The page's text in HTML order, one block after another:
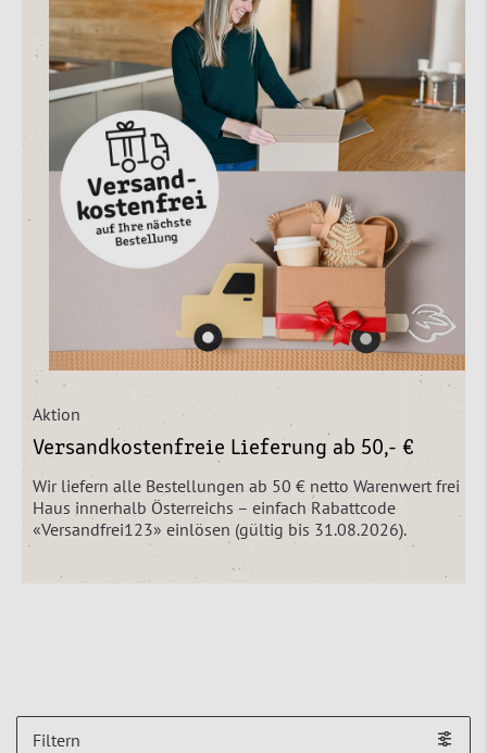
Aktion
Versandkostenfreie Lieferung ab 50,- €
Wir liefern alle Bestellungen ab 50 € netto Warenwert frei
Haus innerhalb Österreichs – einfach Rabattcode
«Versandfrei123» einlösen (gültig bis 31.08.2026).
Filtern